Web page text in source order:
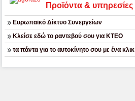
Προϊόντα & υπηρεσίες
Ευρωπαϊκό Δίκτυο Συνεργείων
Κλείσε εδώ το ραντεβού σου για ΚΤΕΟ
τα πάντα για το αυτοκίνητο σου με ένα κλικ